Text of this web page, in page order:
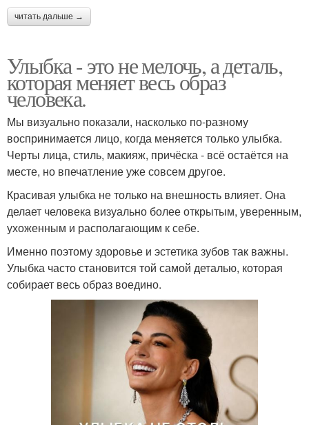
читать дальше →
Улыбка - это не мелочь, а деталь,
которая меняет весь образ
человека.
Мы визуально показали, насколько по-разному
воспринимается лицо, когда меняется только улыбка.
Черты лица, стиль, макияж, причёска - всё остаётся на
месте, но впечатление уже совсем другое.
Красивая улыбка не только на внешность влияет. Она
делает человека визуально более открытым, уверенным,
ухоженным и располагающим к себе.
Именно поэтому здоровье и эстетика зубов так важны.
Улыбка часто становится той самой деталью, которая
собирает весь образ воедино.